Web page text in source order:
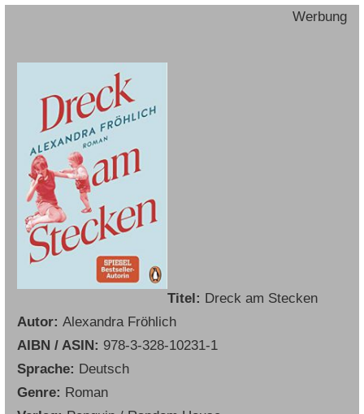
Werbung
Titel: Dreck am Stecken
Autor:Alexandra Fröhlich
AIBN / ASIN: 978-3-328-10231-1
Sprache: Deutsch
Genre: Roman